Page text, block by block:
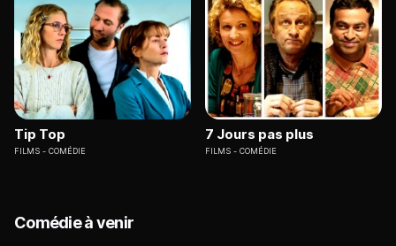
Tip Top
FILMS COMÉDIE
7 Jours pas plus
FILMS COMÉDIE
Comédie à venir